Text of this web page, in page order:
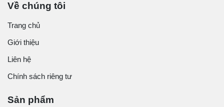
Về chúng tôi
Trang chủ
Giới thiệu
Liên hệ
Chính sách riêng tư
Sản phẩm